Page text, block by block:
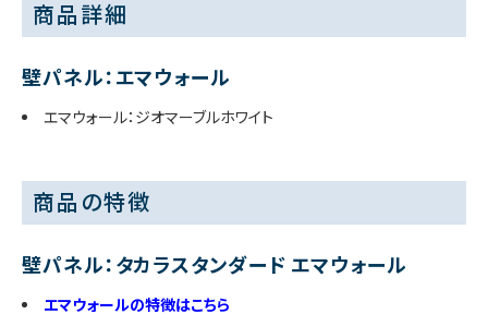
商品詳細
壁パネル：エマウォール
エマウォール：ジオマーブルホワイト
商品の特徴
壁パネル：タカラスタンダード エマウォール
エマウォールの特徴はこちら